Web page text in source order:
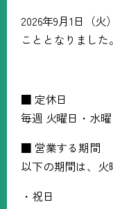
2026年9月1日（
こととなりました。
■ 定休日
毎週 火曜日・水曜
■ 営業する期間
以下の期間は、火
・祝日